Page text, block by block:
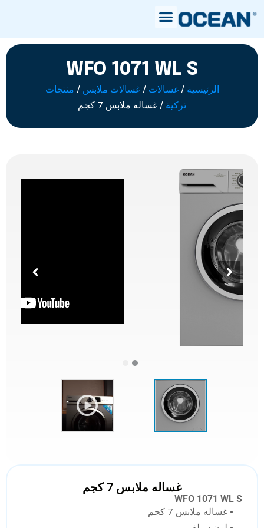
WFO 1071 WL S
الرئيسية /غسالات /غسالات ملابس / منتجات
تركية / غساله ملابس 7 كجم
غساله ملابس 7 كجم
WFO 1071 WL S
• غساله ملابس 7 كجم